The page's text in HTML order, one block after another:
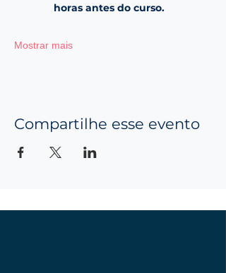
horas antes do curso.
Mostrar mais
Compartilhe esse evento